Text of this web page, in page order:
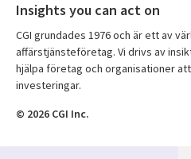
Insights you can act on
CGI grundades 1976 och är ett av
affärstjänsteföretag. Vi drivs av
hjälpa företag och organisationer
investeringar.
© 2026 CGI Inc.